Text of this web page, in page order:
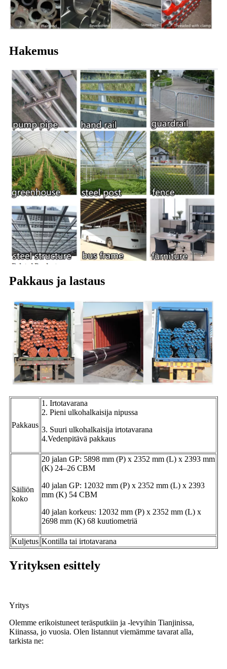
Hakemus
Pakkaus ja lastaus
Pakkaus
1. Irtotavarana
2. Pieni ulkohalkaisija nipussa
3. Suuri ulkohalkaisija irtotavarana
4.Vedenpitävä pakkaus
Säiliön
koko
20 jalan GP: 5898 mm (P) x 2352 mm (L) x 2393 mm
(K) 24–26 CBM
40 jalan GP: 12032 mm (P) x 2352 mm (L) x 2393
mm (K) 54 CBM
40 jalan korkeus: 12032 mm (P) x 2352 mm (L) x
2698 mm (K) 68 kuutiometriä
Kuljetus Kontilla tai irtotavarana
Yrityksen esittely
Yritys
Olemme erikoistuneet teräsputkiin ja -levyihin Tianjinissa,
Kiinassa, jo vuosia. Olen listannut viemämme tavarat alla,
tarkista ne: